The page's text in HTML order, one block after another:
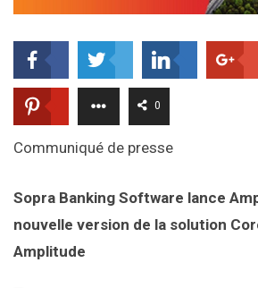
0
Communiqué de presse
Sopra Banking Software lance
nouvelle version de la solution
Amplitude